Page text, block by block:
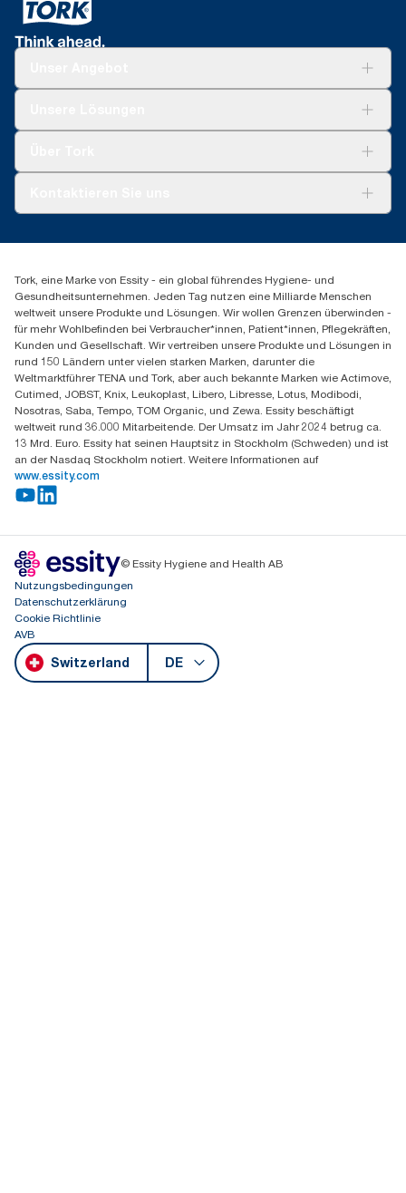
Spenderreklamation
+41 (0)848/810152
Essity Switzerland AG
Parkstraße 1b
6214 Schenkon
Mo-Do 8:00-16:30 | Fr 8:00-15:00
GLN: 7609999000928
Tork, eine Marke von Essity - ein global führendes Hygiene- und
Gesundheitsunternehmen. Jeden Tag nutzen eine Milliarde Menschen
weltweit unsere Produkte und Lösungen. Wir wollen Grenzen überwinden -
für mehr Wohlbefinden bei Verbraucher*innen, Patient*innen, Pflegekräften,
Kunden und Gesellschaft. Wir vertreiben unsere Produkte und Lösungen in
rund 150 Ländern unter vielen starken Marken, darunter die
Weltmarktführer TENA und Tork, aber auch bekannte Marken wie Actimove,
Cutimed, JOBST, Knix, Leukoplast, Libero, Libresse, Lotus, Modibodi,
Nosotras, Saba, Tempo, TOM Organic, und Zewa. Essity beschäftigt
weltweit rund 36.000 Mitarbeitende. Der Umsatz im Jahr 2024 betrug ca.
13 Mrd. Euro. Essity hat seinen Hauptsitz in Stockholm (Schweden) und ist
an der Nasdaq Stockholm notiert. Weitere Informationen auf
www.essity.com
© Essity Hygiene and Health AB
Nutzungsbedingungen
Datenschutzerklärung
Cookie Richtlinie
AVB
Switzerland DE